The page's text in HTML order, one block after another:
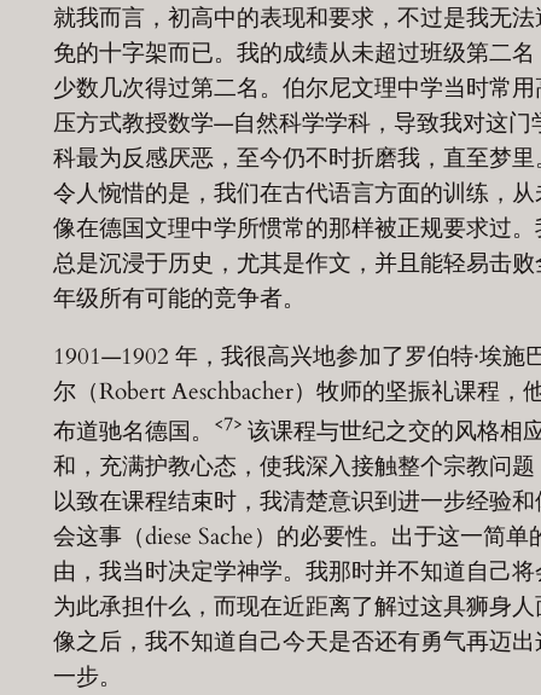
就我而言，初高中的表现和要求，不过是我无法
免的十字架而已。我的成绩从未超过班级第二名
少数几次得过第二名。伯尔尼文理中学当时常用
压方式教授数学—自然科学学科，导致我对这门
科最为反感厌恶，至今仍不时折磨我，直至梦里
令人惋惜的是，我们在古代语言方面的训练，从
像在德国文理中学所惯常的那样被正规要求过。
总是沉浸于历史，尤其是作文，并且能轻易击败
年级所有可能的竞争者。
1901—1902 年，我很高兴地参加了罗伯特·埃施
尔（Robert Aeschbacher）牧师的坚振礼课程，
布道驰名德国。
<7> 该课程与世纪之交的风格相
和，充满护教心态，使我深入接触整个宗教问题
以致在课程结束时，我清楚意识到进一步经验和
会这事（diese Sache）的必要性。出于这一简单
由，我当时决定学神学。我那时并不知道自己将
为此承担什么，而现在近距离了解过这具狮身人
像之后，我不知道自己今天是否还有勇气再迈出
一步。